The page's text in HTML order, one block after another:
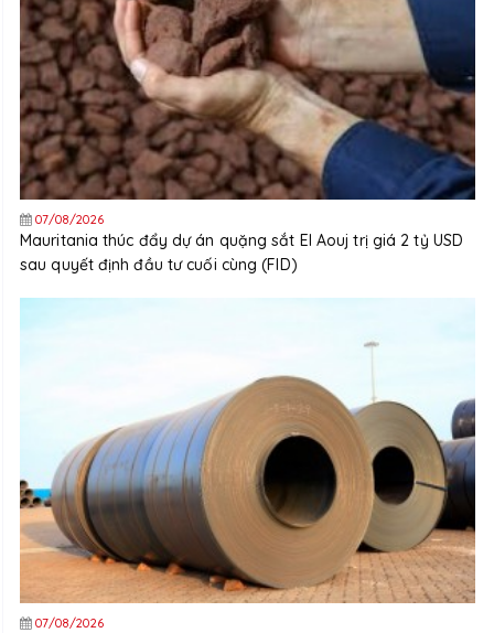
07/08/2026
Mauritania thúc đẩy dự án quặng sắt El Aouj trị giá 2 tỷ USD
sau quyết định đầu tư cuối cùng (FID)
07/08/2026